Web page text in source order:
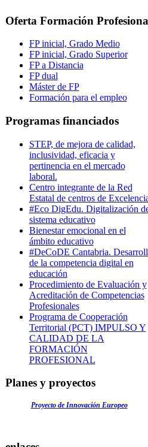
Oferta Formación
FP inicial, Grado Medio
FP inicial, Grado Superior
FP a Distancia
FP dual
Máster de FP
Formación para el empleo
Programas financiados
STEP, de mejora de calidad,
inclusividad, eficacia y
pertinencia en el mercado
laboral.
Centro integrante de la Red
Estatal de centros de
#Eco DigEdu. Digitalización
sistema educativo
Bienestar emocional en el
ámbito educativo
#DeCoDE Cantabria.
de la competencia digital en
educación
Procedimiento de Evaluación y
Acreditación de Competencias
Profesionales
Programa de Cooperación
Territorial (PCT) IMPULSO Y
CALIDAD DE LA
FORMACIÓN
PROFESIONAL
Planes y proyectos
Proyecto de Innovación Europeo